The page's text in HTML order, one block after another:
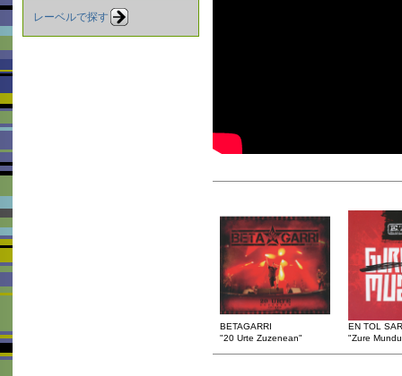
レーベルで探す
BETAGARRI
"20 Urte Zuzenean"
EN TOL
"Zure